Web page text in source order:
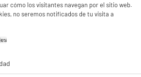
cómo los visitantes navegan por el sitio web.
no seremos notificados de tu visita a